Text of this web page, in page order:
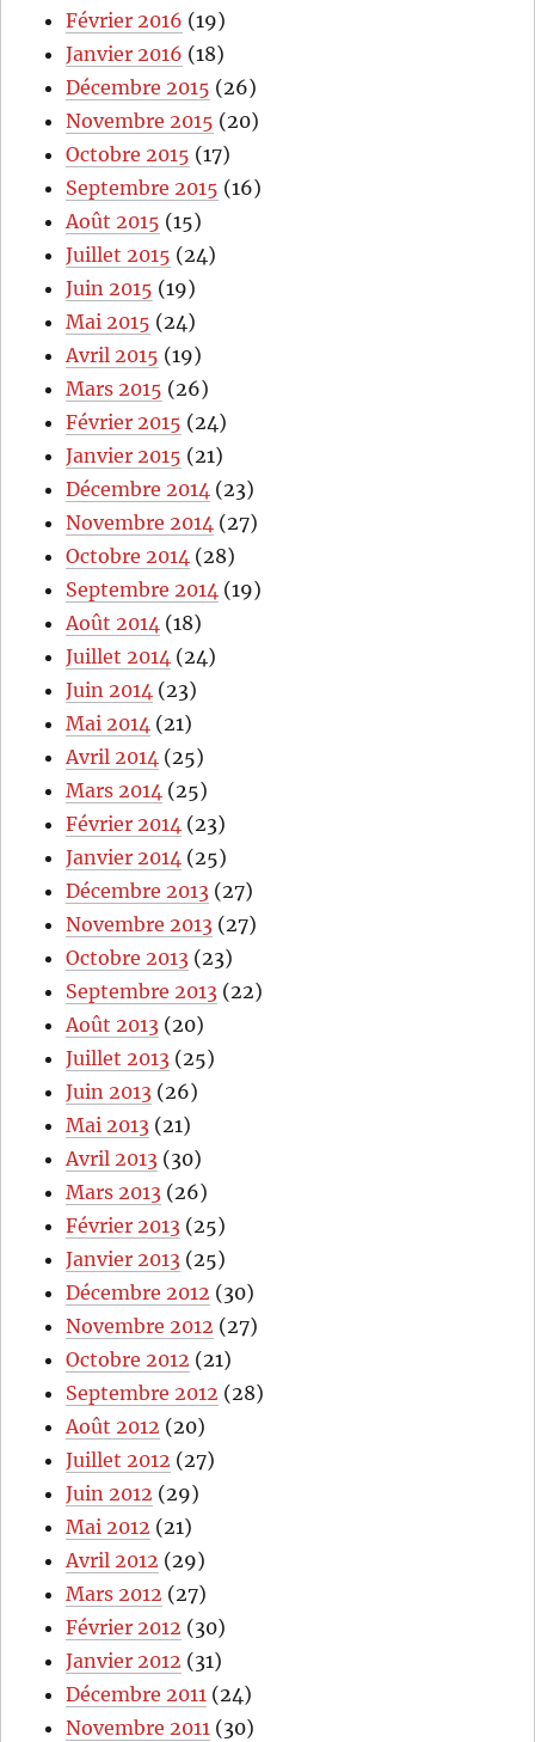
Février 2016 (19)
Janvier 2016 (18)
Décembre 2015 (26)
Novembre 2015 (20)
Octobre 2015 (17)
Septembre 2015 (16)
Août 2015 (15)
Juillet 2015 (24)
Juin 2015 (19)
Mai 2015 (24)
Avril 2015 (19)
Mars 2015 (26)
Février 2015 (24)
Janvier 2015 (21)
Décembre 2014 (23)
Novembre 2014 (27)
Octobre 2014 (28)
Septembre 2014 (19)
Août 2014 (18)
Juillet 2014 (24)
Juin 2014 (23)
Mai 2014 (21)
Avril 2014 (25)
Mars 2014 (25)
Février 2014 (23)
Janvier 2014 (25)
Décembre 2013 (27)
Novembre 2013 (27)
Octobre 2013 (23)
Septembre 2013 (22)
Août 2013 (20)
Juillet 2013 (25)
Juin 2013 (26)
Mai 2013 (21)
Avril 2013 (30)
Mars 2013 (26)
Février 2013 (25)
Janvier 2013 (25)
Décembre 2012 (30)
Novembre 2012 (27)
Octobre 2012 (21)
Septembre 2012 (28)
Août 2012 (20)
Juillet 2012 (27)
Juin 2012 (29)
Mai 2012 (21)
Avril 2012 (29)
Mars 2012 (27)
Février 2012 (30)
Janvier 2012 (31)
Décembre 2011 (24)
Novembre 2011 (30)